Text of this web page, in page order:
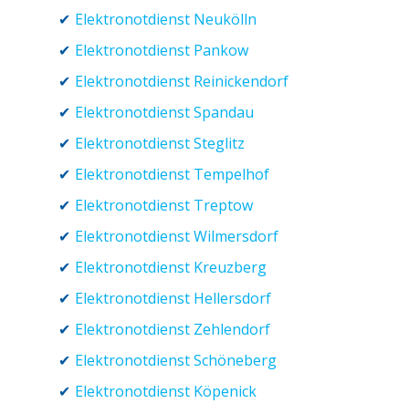
Elektronotdienst Neukölln
Elektronotdienst Pankow
Elektronotdienst Reinickendorf
Elektronotdienst Spandau
Elektronotdienst Steglitz
Elektronotdienst Tempelhof
Elektronotdienst Treptow
Elektronotdienst Wilmersdorf
Elektronotdienst Kreuzberg
Elektronotdienst Hellersdorf
Elektronotdienst Zehlendorf
Elektronotdienst Schöneberg
Elektronotdienst Köpenick